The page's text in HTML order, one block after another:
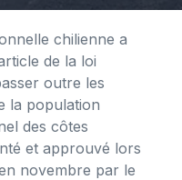
chilienne a
de la loi
outre les
la population
des côtes
et approuvé lors
novembre par le